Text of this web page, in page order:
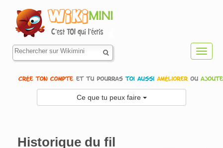
Ce que tu peux faire
Historique du fil